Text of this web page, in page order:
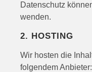
Datenschutz
wenden.
2. HOSTING
Wir hosten die
folgendem Anbieter: